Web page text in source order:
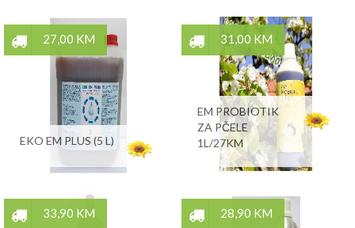
27,00 KM
EKO EM PLUS (5 L)
31,00 KM
EM PROBIOTIK
ZA PČELE
1L/27KM
33,90 KM 28,90 KM